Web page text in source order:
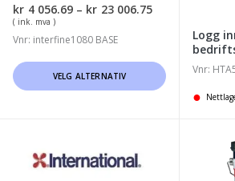
kr 4 056.69 – kr 23 006.75Prisområde:
kr23
006.75
( ink. mva )
Vnr: interfine1080 BASE
VELG ALTERNATIV
Dette
produktet
varianter.
Alternativene
Logg
Vnr:
1160